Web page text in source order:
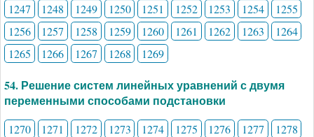
1247 1248 1249 1250 1251 1252 1253 1254
1255
1256
1257 1258 1259 1260 1261 1262 1263
1264
1265
1266 1267 1268 1269
54. Решение систем линейных уравнений с двумя
переменными способами подстановки
1270 1271 1272 1273 1274 1275 1276 1277
1278